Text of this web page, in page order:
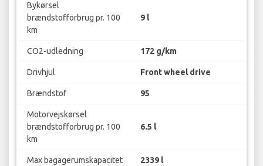
Bykørsel
brændstofforbrug pr. 100
km
9 l
CO2-udledning 172 g/km
Drivhjul Front wheel drive
Brændstof 95
Motorvejskørsel
brændstofforbrug pr. 100
km
6.5 l
Max bagagerumskapacitet 2339 l